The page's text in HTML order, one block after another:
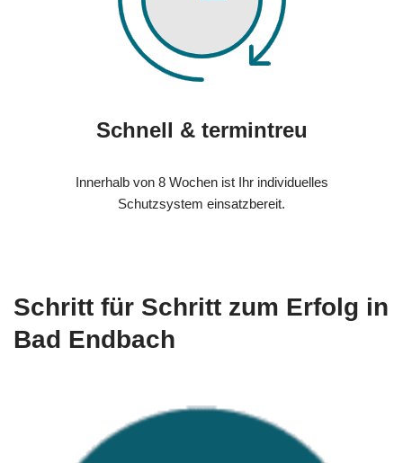
Schnell & termintreu
Innerhalb von 8 Wochen ist Ihr individuelles
Schutzsystem einsatzbereit.
Schritt für Schritt zum Erfolg in
Bad Endbach